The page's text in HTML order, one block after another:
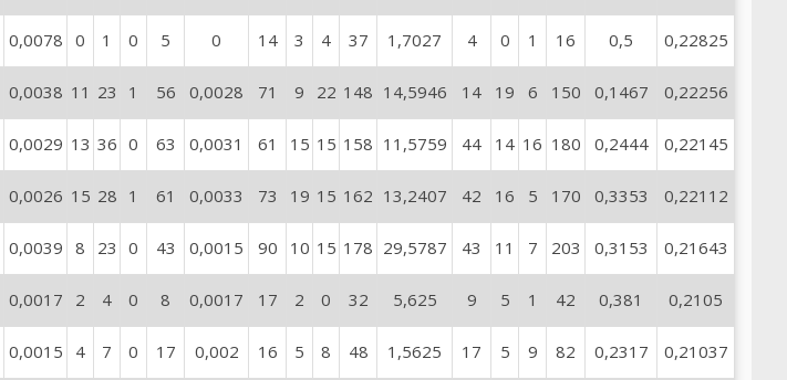
0,0078 0 1 0 5 0 14 3 4 37 1,7027 4 0 1 16 0,5 0,22825
0,0038 11 23 1 56 0,0028 71 9 22 148 14,5946 14 19 6 150 0,1467 0,22256
0,0029 13 36 0 63 0,0031 61 15 15 158 11,5759 44 14 16 180 0,2444 0,22145
0,0026 15 28 1 61 0,0033 73 19 15 162 13,2407 42 16 5 170 0,3353 0,22112
0,0039 8 23 0 43 0,0015 90 10 15 178 29,5787 43 11 7 203 0,3153 0,21643
0,0017 2 4 0 8 0,0017 17 2 0 32 5,625 9 5 1 42 0,381 0,2105
0,0015 4 7 0 17 0,002 16 5 8 48 1,5625 17 5 9 82 0,2317 0,21037